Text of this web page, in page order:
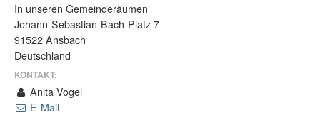
In unseren Gemeinderäumen
Johann-Sebastian-Bach-Platz 7
91522 Ansbach
Deutschland
KONTAKT:
Anita Vogel
E-Mail